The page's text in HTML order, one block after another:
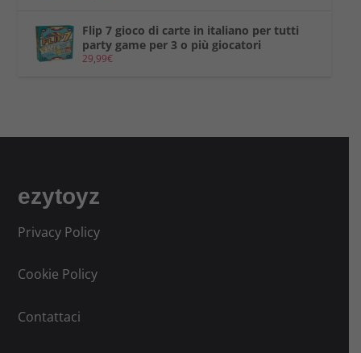
Flip 7 gioco di carte in italiano per tutti
party game per 3 o più giocatori
29,99€
ezytoyz
Privacy Policy
Cookie Policy
Contattaci